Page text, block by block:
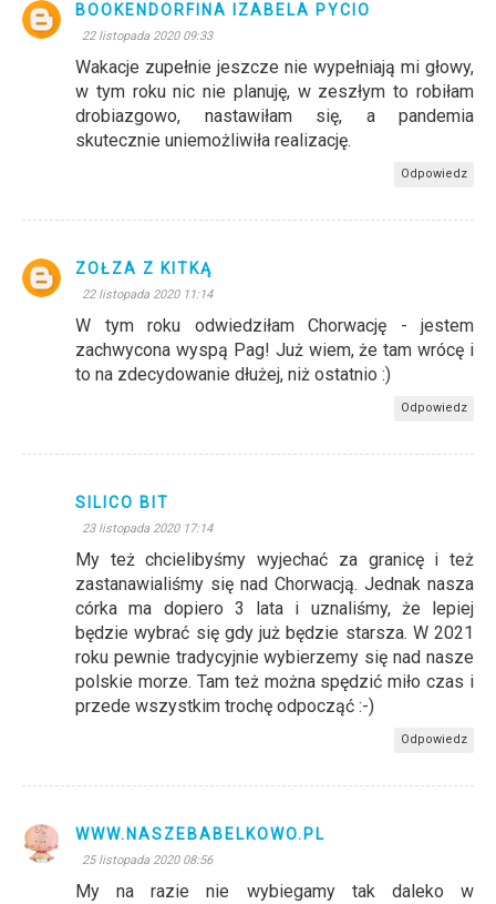
BOOKENDORFINA IZABELA PYCIO
22 listopada 2020 09:33
Wakacje zupełnie jeszcze nie wypełniają mi głowy,
w tym roku nic nie planuję, w zeszłym to robiłam
drobiazgowo, nastawiłam się, a pandemia
skutecznie uniemożliwiła realizację.
Odpowiedz
ZOŁZA Z KITKĄ
22 listopada 2020 11:14
W tym roku odwiedziłam Chorwację - jestem
zachwycona wyspą Pag! Już wiem, że tam wrócę i
to na zdecydowanie dłużej, niż ostatnio :)
Odpowiedz
SILICO BIT
23 listopada 2020 17:14
My też chcielibyśmy wyjechać za granicę i też
zastanawialiśmy się nad Chorwacją. Jednak nasza
córka ma dopiero 3 lata i uznaliśmy, że lepiej
będzie wybrać się gdy już będzie starsza. W 2021
roku pewnie tradycyjnie wybierzemy się nad nasze
polskie morze. Tam też można spędzić miło czas i
przede wszystkim trochę odpocząć :-)
Odpowiedz
WWW.NASZEBABELKOWO.PL
25 listopada 2020 08:56
My na razie nie wybiegamy tak daleko w